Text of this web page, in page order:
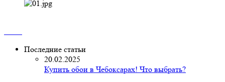
Последние статьи
20.02.2025
Купить обои в Чебоксарах! Что выбрать?